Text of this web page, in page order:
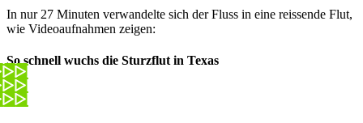
In nur 27 Minuten verwandelte sich der Fluss in eine reissende Flut,
wie Videoaufnahmen zeigen:
So schnell wuchs die Sturzflut in Texas